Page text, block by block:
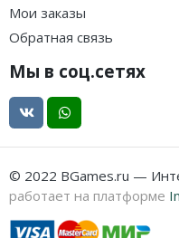
Мои заказы
Обратная связь
Мы в соц.сетях
© 2022 BGames.ru —
работает на платформе